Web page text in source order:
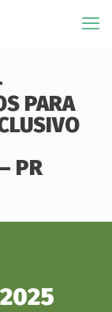
PARA
PR